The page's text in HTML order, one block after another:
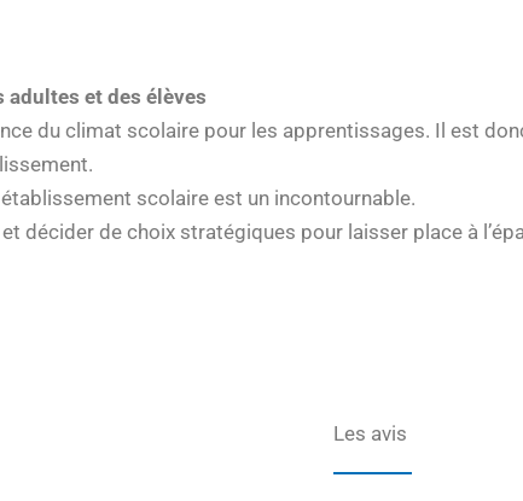
et des élèves
du climat scolaire pour les apprentissages. Il est
scolaire est un incontournable.
décider de choix stratégiques pour laisser place à
Les avis